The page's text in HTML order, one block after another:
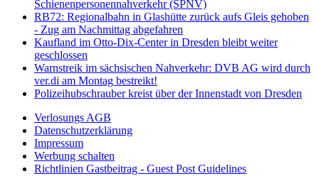
Schienenpersonennahverkehr (SPNV)
RB72: Regionalbahn in Glashütte zurück aufs Gleis gehoben
- Zug am Nachmittag abgefahren
Kaufland im Otto-Dix-Center in Dresden bleibt weiter
geschlossen
Warnstreik im sächsischen Nahverkehr: DVB AG wird durch
ver.di am Montag bestreikt!
Polizeihubschrauber kreist über der Innenstadt von Dresden
Verlosungs AGB
Datenschutzerklärung
Impressum
Werbung schalten
Richtlinien Gastbeitrag - Guest Post Guidelines